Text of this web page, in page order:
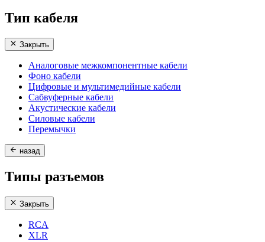
Тип кабеля
Закрыть
Аналоговые межкомпонентные кабели
Фоно кабели
Цифровые и мультимедийные кабели
Сабвуферные кабели
Акустические кабели
Силовые кабели
Перемычки
назад
Типы разъемов
Закрыть
RCA
XLR